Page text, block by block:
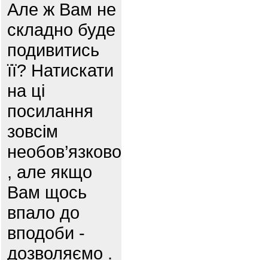
Але ж Вам не
складно буде
подивитись
її? Натискати
на ці
посилання
зовсім
необов’язково
, але якщо
Вам щось
впало до
вподоби -
дозволяємо .